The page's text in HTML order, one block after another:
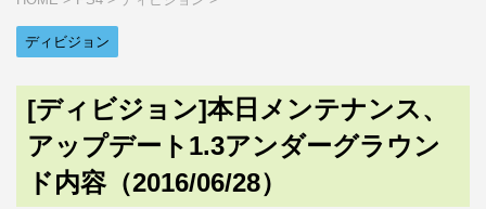
ディビジョン
[ディビジョン]本日メンテナンス、
アップデート1.3アンダーグラウン
ド内容（2016/06/28）